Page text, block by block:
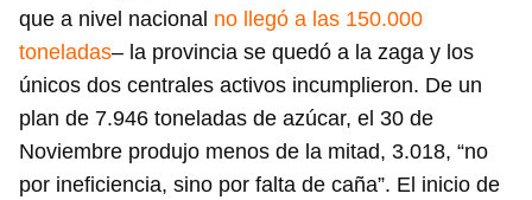
Guardar como favorito
Para poder guardar como favorito, primero has de
iniciar sesión con tu cuenta de 14ymedio.
que a nivel nacional no llegó a las 150.000
toneladas– la provincia se quedó a la zaga y los
únicos dos centrales activos incumplieron. De un
plan de 7.946 toneladas de azúcar, el 30 de
Noviembre produjo menos de la mitad, 3.018, “no
por ineficiencia, sino por falta de caña”. El inicio de